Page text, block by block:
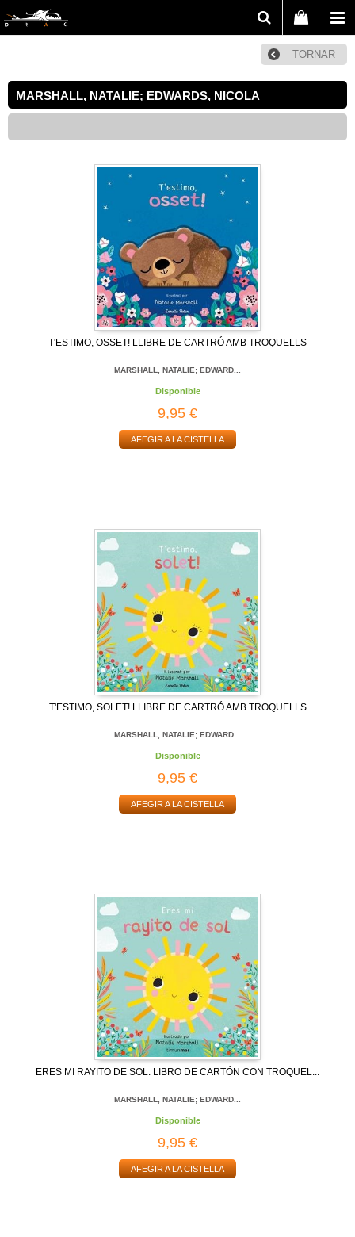
TORNAR
MARSHALL, NATALIE; EDWARDS, NICOLA
T'ESTIMO, OSSET! LLIBRE DE CARTRÓ AMB TROQUELLS
MARSHALL, NATALIE; EDWARD...
Disponible
9,95 €
AFEGIR A LA CISTELLA
T'ESTIMO, SOLET! LLIBRE DE CARTRÓ AMB TROQUELLS
MARSHALL, NATALIE; EDWARD...
Disponible
9,95 €
AFEGIR A LA CISTELLA
ERES MI RAYITO DE SOL. LIBRO DE CARTÓN CON TROQUEL...
MARSHALL, NATALIE; EDWARD...
Disponible
9,95 €
AFEGIR A LA CISTELLA